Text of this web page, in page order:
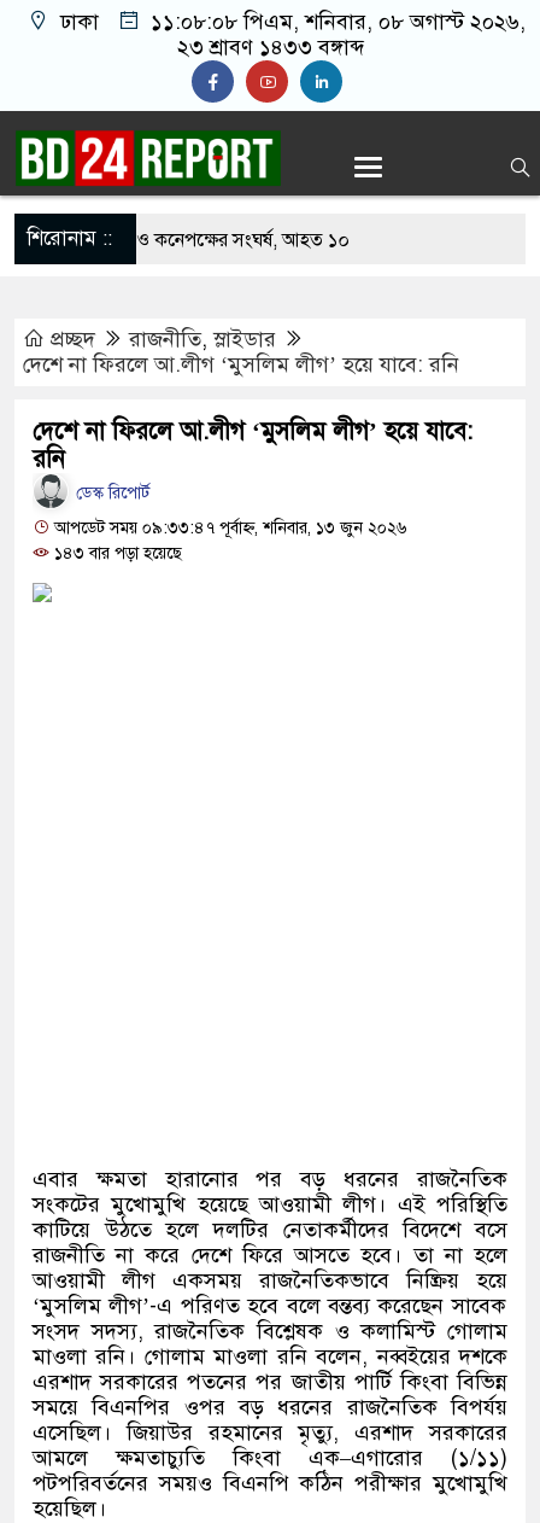
ঢাকা ১১:০৮:০৯ পিএম, শনিবার, ০৮ অগাস্ট ২০২৬,
২৩ শ্রাবণ ১৪৩৩ বঙ্গাব্দ
শিরোনাম ::
খাবার নিয়ে বর ও কনেপক্ষের সংঘর্ষ, আহত ১০
শঙ্কায় দেশজুড়ে পুলিশের সতর্কতা জারি
যুবদল সভাপতি আটক, ভিডিও ভাইরাল
দায়ী থাকবে জামায়াত-এনসিপি: রাশেদ খাঁন
দিলেন জামায়াত বহিষ্কাকৃত গাজী নজরুলের ১২
প্রচ্ছদ রাজনীতি,স্লাইডার
দেশে না ফিরলে আ.লীগ ‘মুসলিম লীগ’ হয়ে যাবে: রনি
দেশে না ফিরলে আ.লীগ ‘মুসলিম লীগ’ হয়ে যাবে:
রনি
ডেস্ক রিপোর্ট
আপডেট সময় ০৯:৩৩:৪৭ পূর্বাহ্ন, শনিবার, ১৩ জুন ২০২৬
১৪৩ বার পড়া হয়েছে
এবার ক্ষমতা হারানোর পর বড় ধরনের রাজনৈতিক
সংকটের মুখোমুখি হয়েছে আওয়ামী লীগ। এই পরিস্থিতি
কাটিয়ে উঠতে হলে দলটির নেতাকর্মীদের বিদেশে বসে
রাজনীতি না করে দেশে ফিরে আসতে হবে। তা না হলে
আওয়ামী লীগ একসময় রাজনৈতিকভাবে নিষ্ক্রিয় হয়ে
‘মুসলিম লীগ’-এ পরিণত হবে বলে বন্তব্য করেছেন সাবেক
সংসদ সদস্য,রাজনৈতিক বিশ্লেষক ও কলামিস্ট গোলাম
মাওলা রনি। গোলাম মাওলা রনি বলেন,নব্বইয়ের দশকে
এরশাদ সরকারের পতনের পর জাতীয় পার্টি কিংবা বিভিন্ন
সময়ে বিএনপির ওপর বড় ধরনের রাজনৈতিক বিপর্যয়
এসেছিল। জিয়াউর রহমানের মৃত্যু,এরশাদ সরকারের
আমলে ক্ষমতাচ্যুতি কিংবা এক–এগারোর (১/১১)
পটপরিবর্তনের সময়ও বিএনপি কঠিন পরীক্ষার মুখোমুখি
হয়েছিল।